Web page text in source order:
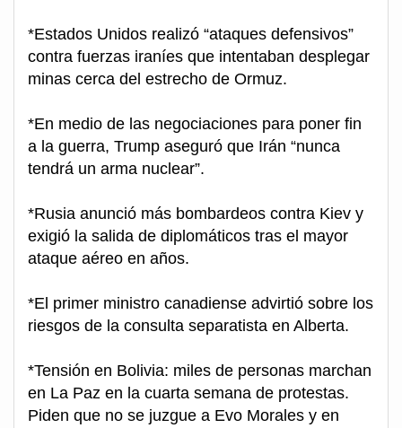
*Estados Unidos realizó “ataques defensivos”
contra fuerzas iraníes que intentaban desplegar
minas cerca del estrecho de Ormuz.
*En medio de las negociaciones para poner fin
a la guerra, Trump aseguró que Irán “nunca
tendrá un arma nuclear”.
*Rusia anunció más bombardeos contra Kiev y
exigió la salida de diplomáticos tras el mayor
ataque aéreo en años.
*El primer ministro canadiense advirtió sobre los
riesgos de la consulta separatista en Alberta.
*Tensión en Bolivia: miles de personas marchan
en La Paz en la cuarta semana de protestas.
Piden que no se juzgue a Evo Morales y en